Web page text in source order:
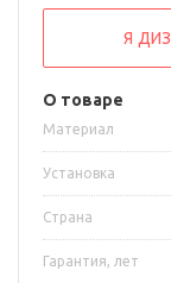
О товаре
Материал
Установка
Страна
Гарантия, лет
Я